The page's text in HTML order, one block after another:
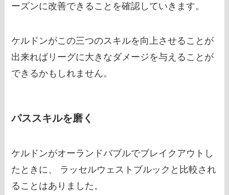
ーズンに改善できることを確認していきます。
ケルドンがこの三つのスキルを向上させることが
出来ればリーグに大きなダメージを与えることが
できるかもしれません。
パススキルを磨く
ケルドンがオーランドバブルでブレイクアウトし
たときに、 ラッセルウェストブルックと比較され
ることはありました。